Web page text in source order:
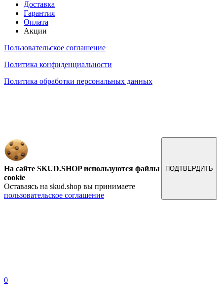
Доставка
Гарантия
Оплата
Акции
Пользовательское соглашение
Политика конфиденциальности
Политика обработки персональных данных
На сайте SKUD.SHOP используются файлы
cookie
Оставаясь на skud.shop вы принимаете
пользовательское соглашение
ПОДТВЕРДИТЬ
0